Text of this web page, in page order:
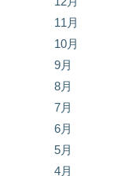
11月
10月
9月
8月
7月
6月
5月
4月